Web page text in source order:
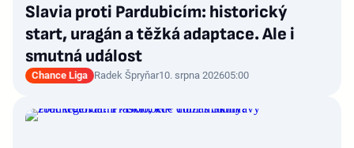
Slavia proti Pardubicím: historický
start, uragán a těžká adaptace. Ale i
smutná událost
Chance Liga Radek Špryňar10. srpna 202605:00